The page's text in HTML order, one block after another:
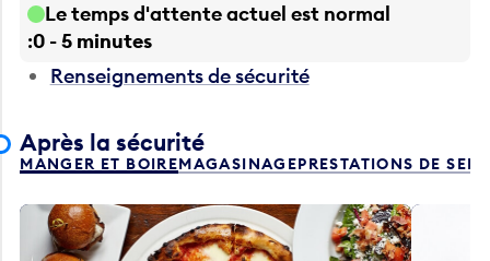
Le temps d'attente actuel est normal
0 - 5 minutes
Renseignements de sécurité
Après la sécurité
MANGER ET BOIREMAGASINAGEPRESTATIONS DE